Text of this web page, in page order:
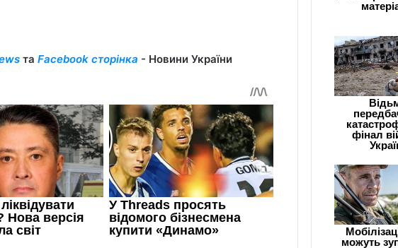
та Facebook сторінка - Новини України